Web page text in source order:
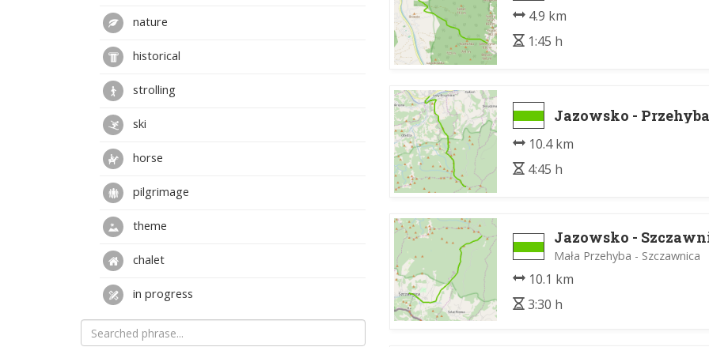
4.9 km
1:45 h
Jazowsko - Przehyba
10.4 km
4:45 h
Jazowsko -
Mała Przehyba - Szczawnica
10.1 km
3:30 h
nature
historical
strolling
ski
horse
pilgrimage
theme
chalet
in progress